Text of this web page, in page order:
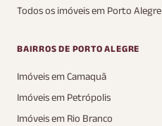
Todos os imóveis em Porto Alegre
BAIRROS DE PORTO ALEGRE
Imóveis em Camaquã
Imóveis em Petrópolis
Imóveis em Rio Branco